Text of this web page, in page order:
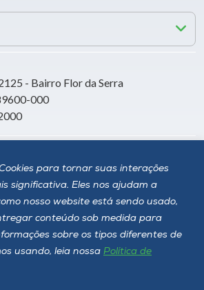
para tornar suas interações
significativa. Eles nos ajudam a
nosso website está sendo usado,
conteúdo sob medida para
sobre os tipos diferentes de
usando, leia nossa Política de
- Bairro Flor da Serra
000